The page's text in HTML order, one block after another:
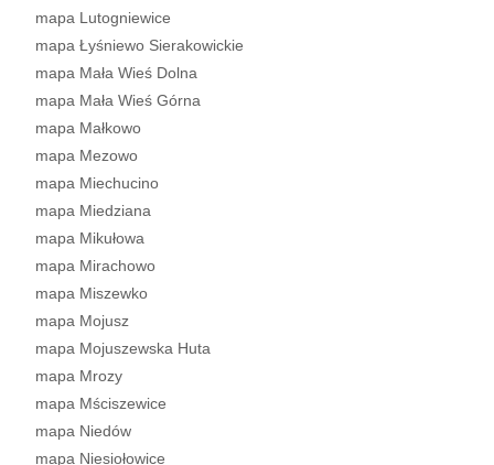
mapa Lutogniewice
mapa Łyśniewo Sierakowickie
mapa Mała Wieś Dolna
mapa Mała Wieś Górna
mapa Małkowo
mapa Mezowo
mapa Miechucino
mapa Miedziana
mapa Mikułowa
mapa Mirachowo
mapa Miszewko
mapa Mojusz
mapa Mojuszewska Huta
mapa Mrozy
mapa Mściszewice
mapa Niedów
mapa Niesiołowice